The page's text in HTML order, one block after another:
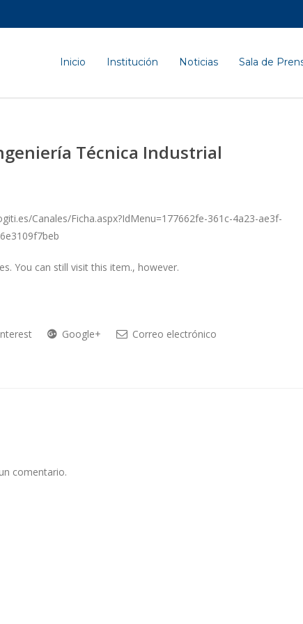
Inicio Institución Noticias Sala de
Técnica Industrial
Canales/Ficha.aspx?IdMenu=177662fe-361c-4a23-ae3f-
You can still visit this item., however.
Google+ Correo electrónico
comentario.